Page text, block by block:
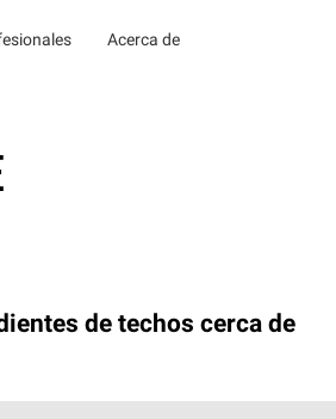
Acerca de
de techos cerca de